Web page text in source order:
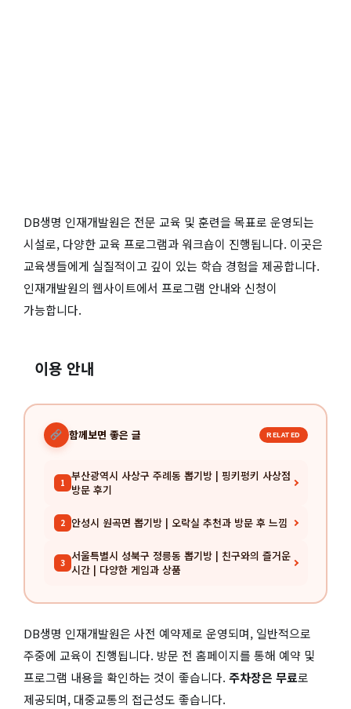
DB생명 인재개발원은 전문 교육 및 훈련을 목표로 운영되는
시설로, 다양한 교육 프로그램과 워크숍이 진행됩니다. 이곳은
교육생들에게 실질적이고 깊이 있는 학습 경험을 제공합니다.
인재개발원의 웹사이트에서 프로그램 안내와 신청이
가능합니다.
이용 안내
함께보면 좋은 글 RELATED
1 부산광역시 사상구 주례동 뽑기방 | 핑키펑키 사상점
방문 후기
2 안성시 원곡면 뽑기방 | 오락실 추천과 방문 후 느낌
3 서울특별시 성북구 정릉동 뽑기방 | 친구와의 즐거운
시간 | 다양한 게임과 상품
DB생명 인재개발원은 사전 예약제로 운영되며, 일반적으로
주중에 교육이 진행됩니다. 방문 전 홈페이지를 통해 예약 및
프로그램 내용을 확인하는 것이 좋습니다. 주차장은 무료로
제공되며, 대중교통의 접근성도 좋습니다.